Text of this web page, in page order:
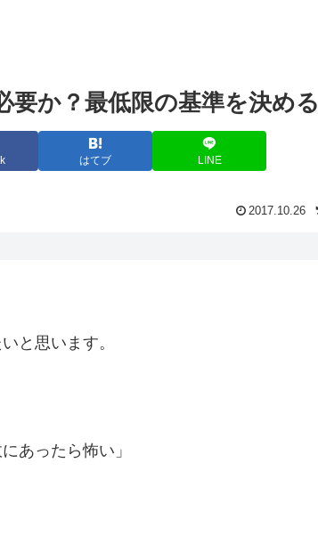
か？最低限の基準を決める
はてブ LINE
2017.10.26
と思います。
あったら怖い」